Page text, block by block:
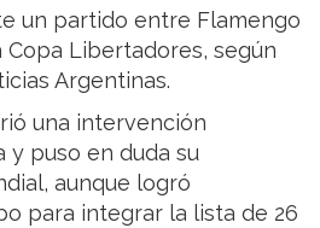
un partido entre Flamengo
Libertadores, según
Argentinas.
una intervención
y puso en duda su
aunque logró
para integrar la lista de 26